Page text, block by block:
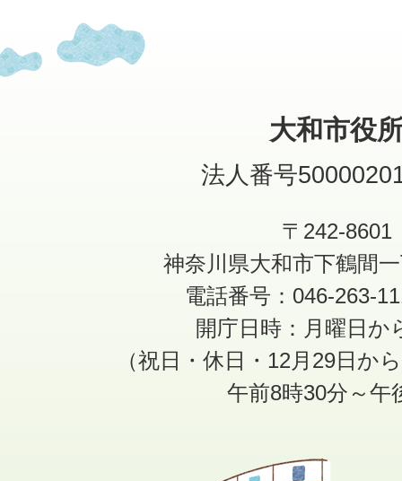
大和市役
法人番号
〒242-8601
神奈川県大和市下鶴間
電話番号：046-263-
開庁日時：月曜日か
（祝日・休日・12月29日か
午前8時30分～午